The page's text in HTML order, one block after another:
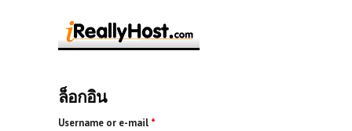
ล็อกอิน
Username or e-mail *